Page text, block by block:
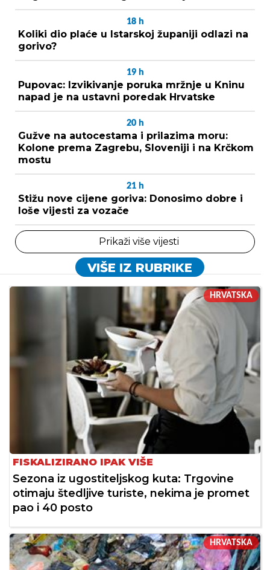
18 h
Koliki dio plaće u Istarskoj županiji odlazi na
gorivo?
19 h
Pupovac: Izvikivanje poruka mržnje u Kninu
napad je na ustavni poredak Hrvatske
20 h
Gužve na autocestama i prilazima moru:
Kolone prema Zagrebu, Sloveniji i na Krčkom
mostu
21 h
Stižu nove cijene goriva: Donosimo dobre i
loše vijesti za vozače
Prikaži više vijesti
VIŠE IZ RUBRIKE
HRVATSKA
FISKALIZIRANO IPAK VIŠE
Sezona iz ugostiteljskog kuta: Trgovine
otimaju štedljive turiste, nekima je promet
pao i 40 posto
HRVATSKA